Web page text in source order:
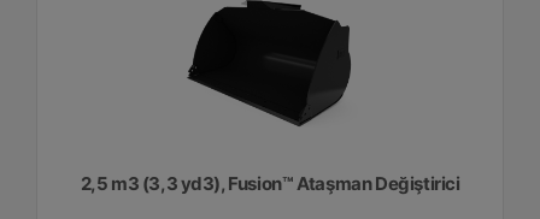
2,5 m3 (3,3 yd3), Fusion™ Ataşman Değiştirici